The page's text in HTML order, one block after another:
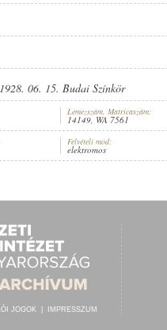
SERENADERS
06. 15. Budai Színkör
Lemezszám, Matricaszám:
14149, WA 7561
Felvételi mód:
elektromos
JOGOK IMPRESSZUM